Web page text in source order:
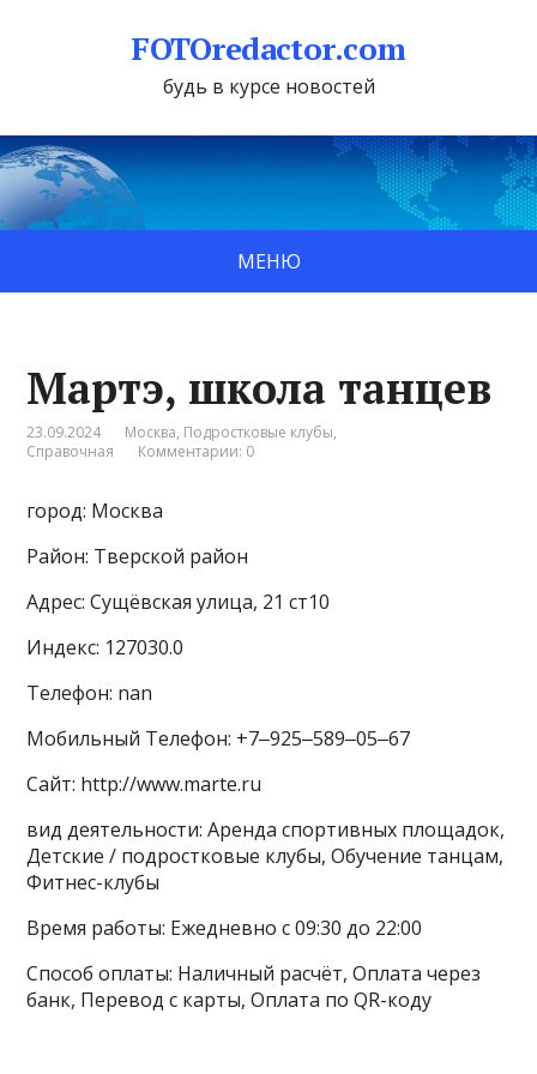
FOTOredactor.com
будь в курсе новостей
МЕНЮ
Мартэ, школа танцев
23.09.2024 Москва, Подростковые клубы,
Справочная
Комментарии: 0
город: Москва
Район: Тверской район
Адрес: Сущёвская улица, 21 ст10
Индекс: 127030.0
Телефон: nan
Мобильный Телефон: +7‒925‒589‒05‒67
Сайт: http://www.marte.ru
вид деятельности: Аренда спортивных площадок,
Детские / подростковые клубы, Обучение танцам,
Фитнес-клубы
Время работы: Ежедневно с 09:30 до 22:00
Способ оплаты: Наличный расчёт, Оплата через
банк, Перевод с карты, Оплата по QR-коду